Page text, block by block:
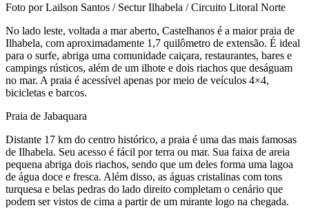
Foto por Lailson Santos / Sectur Ilhabela / Circuito Litoral Norte
No lado leste, voltada a mar aberto, Castelhanos é a maior praia de
Ilhabela, com aproximadamente 1,7 quilômetro de extensão. É ideal
para o surfe, abriga uma comunidade caiçara, restaurantes, bares e
campings rústicos, além de um ilhote e dois riachos que deságuam
no mar. A praia é acessível apenas por meio de veículos 4×4,
bicicletas e barcos.
Praia de Jabaquara
Distante 17 km do centro histórico, a praia é uma das mais famosas
de Ilhabela. Seu acesso é fácil por terra ou mar. Sua faixa de areia
pequena abriga dois riachos, sendo que um deles forma uma lagoa
de água doce e fresca. Além disso, as águas cristalinas com tons
turquesa e belas pedras do lado direito completam o cenário que
podem ser vistos de cima a partir de um mirante logo na chegada.